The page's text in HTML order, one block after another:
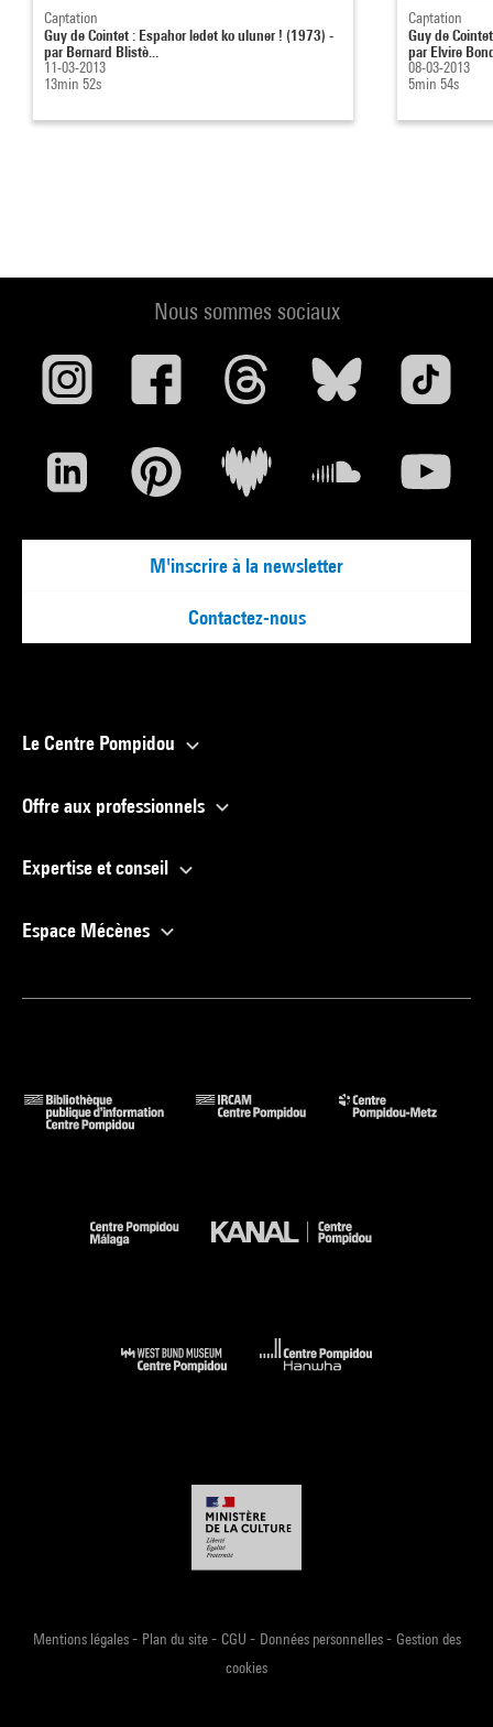
Captation
Guy de Cointet : Espahor ledet ko uluner ! (1973) -
par Bernard Blistè...
11-03-2013
13min 52s
Captation
Guy de
par Elvire
08-03-2013
5min 54s
Nous sommes sociaux
M'inscrire à la newsletter
Contactez-nous
Le Centre Pompidou
Offre aux professionnels
Expertise et conseil
Espace Mécènes
Mentions légales- Plan du site- CGU - Données personnelles- Gestion des
cookies